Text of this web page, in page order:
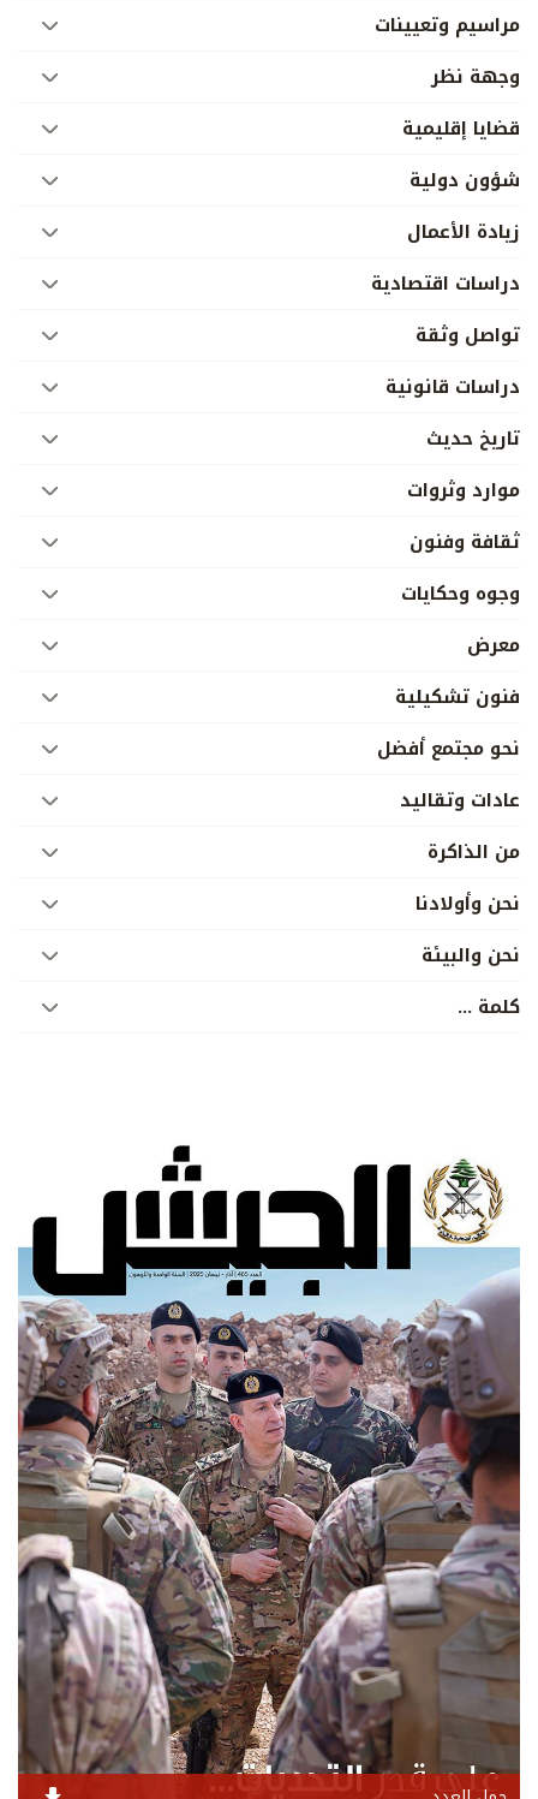
مراسيم وتعيينات
وجهة نظر
قضايا إقليمية
شؤون دولية
زيادة الأعمال
دراسات اقتصادية
تواصل وثقة
دراسات قانونية
تاريخ حديث
موارد وثروات
ثقافة وفنون
وجوه وحكايات
معرض
فنون تشكيلية
نحو مجتمع أفضل
عادات وتقاليد
من الذاكرة
نحن وأولادنا
نحن والبيئة
­كلمة ...